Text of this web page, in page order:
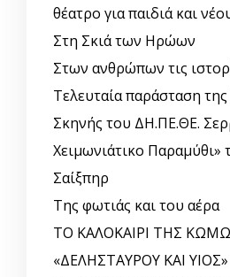
θέατρο για παιδιά και
Στη Σκιά των Ηρώων
Στων ανθρώπων τις
Τελευταία παράσταση
Σκηνής του ΔΗ.ΠΕ.ΘΕ.
Χειμωνιάτικο Παραμύθι»
Σαίξπηρ
Της φωτιάς και του αέρα
ΤΟ ΚΑΛΟΚΑΙΡΙ ΤΗΣ
«ΔΕΛΗΣΤΑΥΡΟΥ ΚΑΙ ΥΙΟΣ»